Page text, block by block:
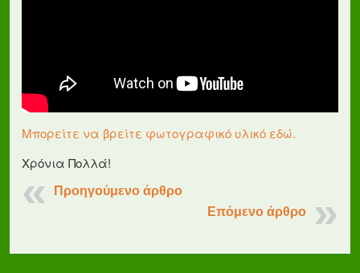
Μπορείτε να βρείτε φωτογραφικό υλικό εδώ.
Χρόνια Πολλά!
Προηγούμενο άρθρο
Επόμενο άρθρο